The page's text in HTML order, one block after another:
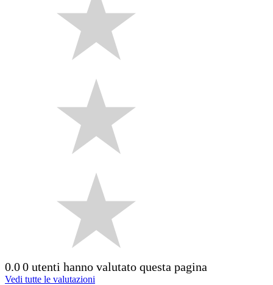
0.00 utenti hanno valutato questa pagina
Vedi tutte le valutazioni